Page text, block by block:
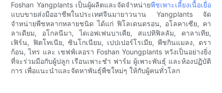
Foshan Yangplants เป็นผู้ผลิตและจัดจำหน่ายพืชเพาะเลี้ยงเนื้อเยื่อ
แบบขายส่งมืออาชีพในประเทศจีนมายาวนาน Yangplants จัด
จำหน่ายพืชหลากหลายชนิด ได้แก่ ฟิโลเดนดรอน, อโลคาเซีย, คา
ลาเดียม, อโกลนีมา, ไดเอฟเฟนบาเคีย, สแปทิฟิลลัม, คาลาเทีย,
เฟิร์น, ฟิตโทเนีย, ซินโกเนียม, เปปเปอร์โรเมีย, พืชกินแมลง, ดรา
ก้อน, ไทร และ เชฟฟ์เลอรา Foshan Youngplants หวังเป็นอย่างยิ่ง
ที่จะร่วมมือกับผู้ปลูก เรือนเพาะชำ ฟาร์ม ผู้เพาะพันธุ์ และห้องปฏิบัติ
การ เพื่อแนะนำและจัดหาพันธุ์พืชใหม่ๆ ให้กับผู้คนทั่วโลก